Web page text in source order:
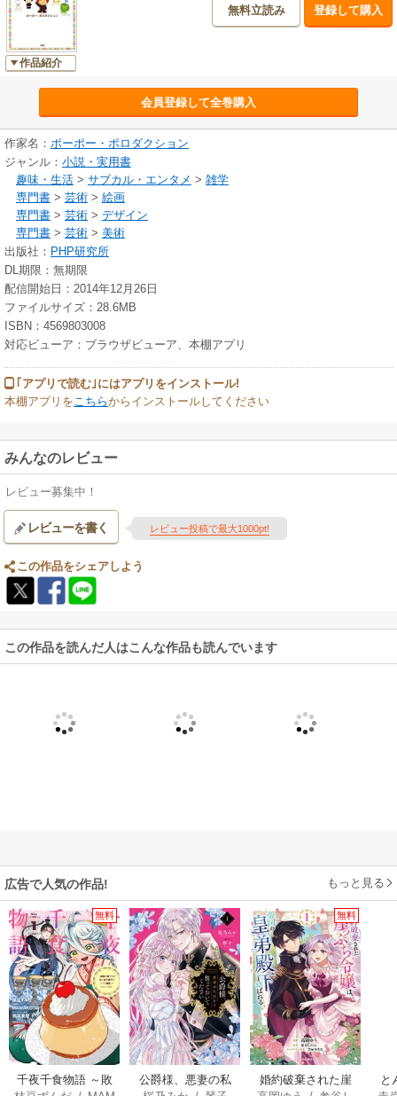
作品紹介
無料立読み 登録して購入
会員登録して全巻購入
作家名： ポーポー・ポロダクション
ジャンル： 小説・実用書
趣味・生活 > サブカル・エンタメ > 雑学
専門書 > 芸術 > 絵画
専門書 > 芸術 > デザイン
専門書 > 芸術 > 美術
出版社： PHP研究所
DL期限：無期限
配信開始日：2014年12月26日
ファイルサイズ：28.6MB
ISBN：4569803008
対応ビューア：ブラウザビューア、本棚アプリ
｢アプリで読む｣にはアプリをインストール!
本棚アプリをこちらからインストールしてください
みんなのレビュー
レビュー募集中！
レビューを書く レビュー投稿で最大1000pt!
この作品をシェアしよう
この作品を読んだ人はこんな作品も読んでいます
広告で人気の作品! もっと見る
無料
千夜千食物語 ～敗
公爵様、悪妻の私
無料
婚約破棄された崖
と